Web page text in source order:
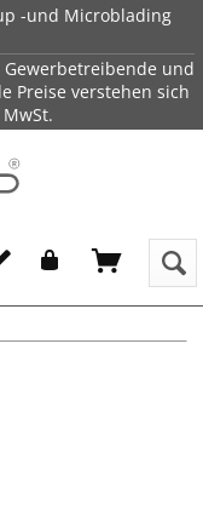
-und Microblading
und
Preise verstehen sich